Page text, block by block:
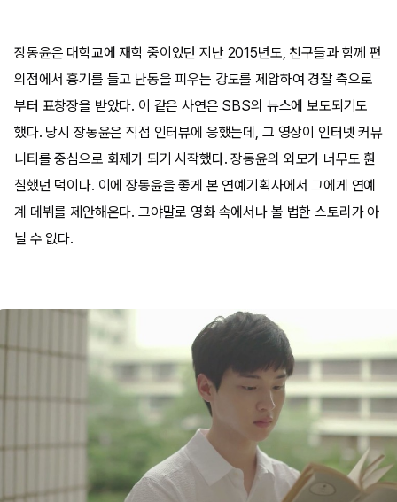
장동윤은 대학교에 재학 중이었던 지난 2015년도, 친구들과 함께 편
의점에서 흉기를 들고 난동을 피우는 강도를 제압하여 경찰 측으로
부터 표창장을 받았다. 이 같은 사연은 SBS의 뉴스에 보도되기도
했다. 당시 장동윤은 직접 인터뷰에 응했는데, 그 영상이 인터넷 커뮤
니티를 중심으로 화제가 되기 시작했다. 장동윤의 외모가 너무도 훤
칠했던 덕이다. 이에 장동윤을 좋게 본 연예기획사에서 그에게 연예
계 데뷔를 제안해온다. 그야말로 영화 속에서나 볼 법한 스토리가 아
닐 수 없다.